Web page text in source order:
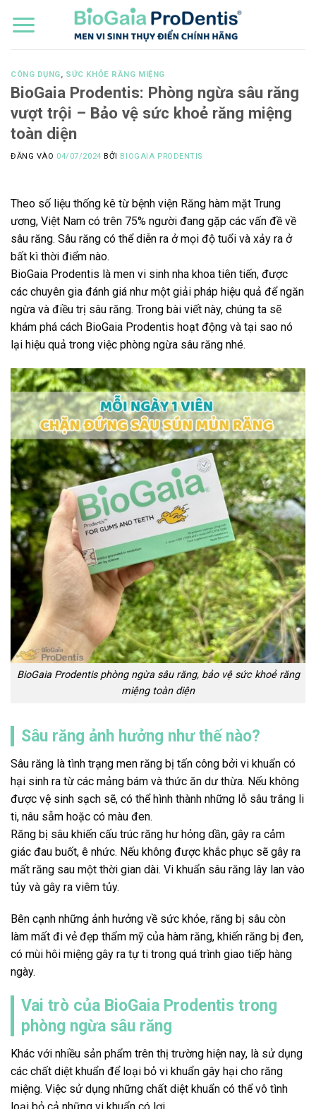
qua
CÔNG DỤNG, SỨC KHỎE RĂNG MIỆNG
BioGaia Prodentis: Phòng ngừa sâu răng
vượt trội – Bảo vệ sức khoẻ răng miệng
toàn diện
ĐĂNG VÀO 04/07/2024 BỞI BIOGAIA PRODENTIS
Theo số liệu thống kê từ bệnh viện Răng hàm mặt Trung
ương, Việt Nam có trên 75% người đang gặp các vấn đề về
sâu răng. Sâu răng có thể diễn ra ở mọi độ tuổi và xảy ra ở
bất kì thời điểm nào.
BioGaia Prodentis là men vi sinh nha khoa tiên tiến, được
các chuyên gia đánh giá như một giải pháp hiệu quả để ngăn
ngừa và điều trị sâu răng. Trong bài viết này, chúng ta sẽ
khám phá cách BioGaia Prodentis hoạt động và tại sao nó
lại hiệu quả trong việc phòng ngừa sâu răng nhé.
BioGaia Prodentis phòng ngừa sâu răng, bảo vệ sức khoẻ răng
miệng toàn diện
Sâu răng ảnh hưởng như thế nào?
Sâu răng là tình trạng men răng bị tấn công bởi vi khuẩn có
hại sinh ra từ các mảng bám và thức ăn dư thừa. Nếu không
được vệ sinh sạch sẽ, có thể hình thành những lỗ sâu trắng li
ti, nâu sẫm hoặc có màu đen.
Răng bị sâu khiến cấu trúc răng hư hỏng dần, gây ra cảm
giác đau buốt, ê nhức. Nếu không được khắc phục sẽ gây ra
mất răng sau một thời gian dài. Vi khuẩn sâu răng lây lan vào
tủy và gây ra viêm tủy.
Bên cạnh những ảnh hưởng về sức khỏe, răng bị sâu còn
làm mất đi vẻ đẹp thẩm mỹ của hàm răng, khiến răng bị đen,
có mùi hôi miệng gây ra tự ti trong quá trình giao tiếp hàng
ngày.
Vai trò của BioGaia Prodentis trong
phòng ngừa sâu răng
Khác với nhiều sản phẩm trên thị trường hiện nay, là sử dụng
các chất diệt khuẩn để loại bỏ vi khuẩn gây hại cho răng
miệng. Việc sử dụng những chất diệt khuẩn có thể vô tình
loại bỏ cả những vi khuẩn có lợi.